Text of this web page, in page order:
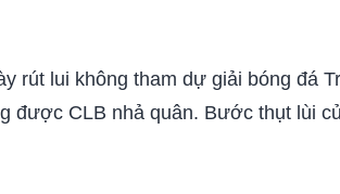
rút lui không tham dự giải bóng đá
được CLB nhả quân. Bước thụt lùi